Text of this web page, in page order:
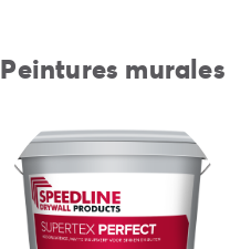
Peintures murales